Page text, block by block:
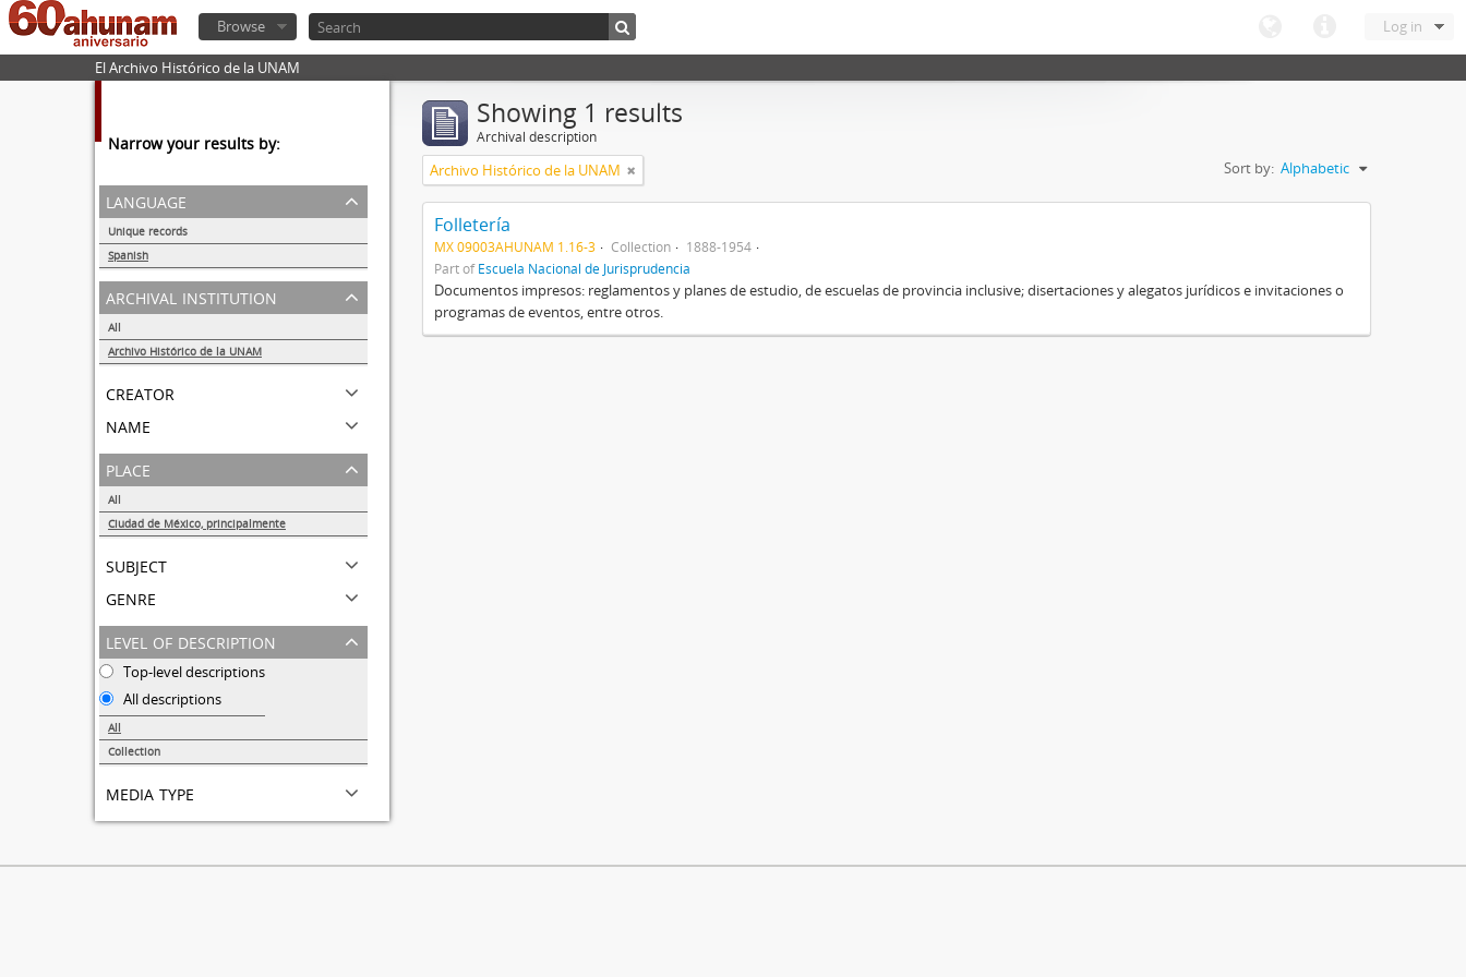
Log in
Browse
El Archivo Histórico de la UNAM
Narrow your results by:
language
Unique records
Spanish
1
archival institution
All
Archivo Histórico de la UNAM
creator
name
place
All
Ciudad de México, principalmente
subject
genre
level of description
Top-level descriptions
All descriptions
All
Collection
media type
Showing 1 results
Archival description
Archivo Histórico de la UNAM Sort by: Alphabetic
Folletería
MX 09003AHUNAM 1.16-3 Collection
1888-1954
Part ofEscuela Nacional de Jurisprudencia
Documentos impresos: reglamentos y planes de estudio, de escuelas de provincia inclusive; disertaciones y alegatos jurídicos e invitaciones o
programas de eventos, entre otros.